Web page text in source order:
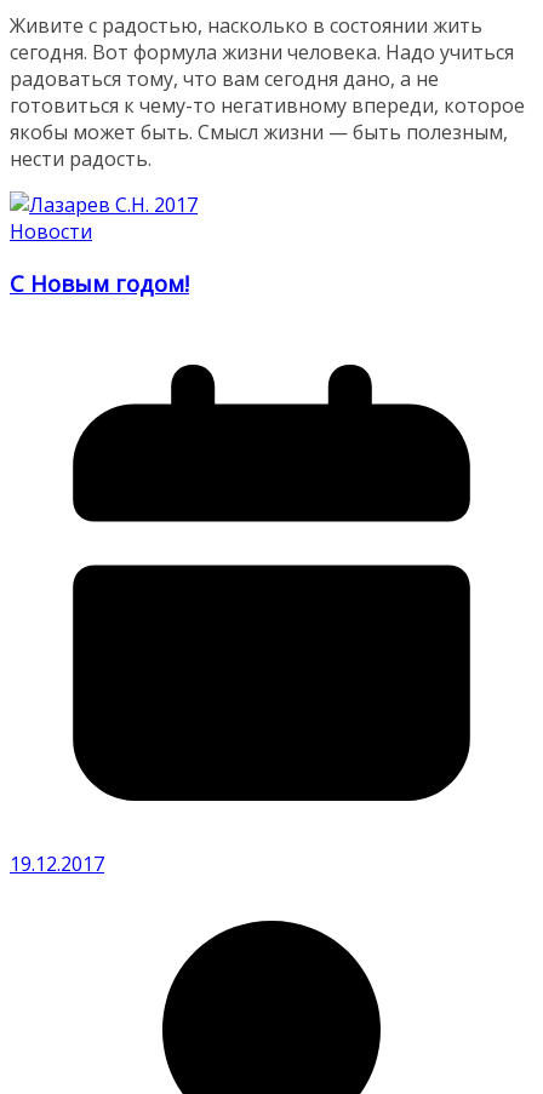
Живите с радостью, насколько в состоянии жить
сегодня. Вот формула жизни человека. Надо учиться
радоваться тому, что вам сегодня дано, а не
готовиться к чему-то негативному впереди, которое
якобы может быть. Смысл жизни — быть полезным,
нести радость.
Новости
С Новым годом!
19.12.2017